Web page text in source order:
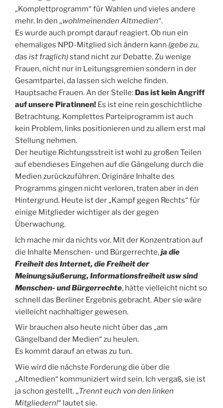
„Komplettprogramm“ für Wahlen und vieles andere
mehr. In den „wohlmeinenden Altmedien“.
Es wurde auch prompt darauf reagiert. Ob nun ein
ehemaliges NPD-Mitglied sich ändern kann (gebe zu,
das ist fraglich)stand nicht zur Debatte. Zu wenige
Frauen, nicht nur in Leitungsgremien sondern in der
Gesamtpartei, da lassen sich welche finden.
Hauptsache Frauen. An der Stelle: Das ist kein Angriff
auf unsere Piratinnen! Es ist eine rein geschichtliche
Betrachtung. Komplettes Parteiprogramm ist auch
kein Problem, links positionieren und zu allem erst mal
Stellung nehmen.
Der heutige Richtungsstreit ist wohl zu großen Teilen
auf ebendieses Eingehen auf die Gängelung durch die
Medien zurückzuführen. Originäre Inhalte des
Programms gingen nicht verloren, traten aber in den
Hintergrund. Heute ist der „Kampf gegen Rechts“ für
einige Mitglieder wichtiger als der gegen
Überwachung.
Ich mache mir da nichts vor. Mit der Konzentration auf
die Inhalte Menschen- und Bürgerrechte,ja die
Freiheit des Internet, die Freiheit der
Meinungsäußerung, Informationsfreiheit usw sind
Menschen- und Bürgerrechte, hätte vielleicht nicht so
schnell das Berliner Ergebnis gebracht. Aber sie wäre
vielleicht nachhaltiger gewesen.
Wir brauchen also heute nicht über das „am
Gängelband der Medien“ zu heulen.
Es kommt darauf an etwas zu tun.
Wie wird die nächste Forderung die über die
„Altmedien“ kommuniziert wird sein. Ich vergaß, sie ist
ja schon gestellt. „Trennt euch von den linken
Mitgliedern!“ lautet sie.